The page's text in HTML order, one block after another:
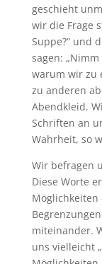
geschieht
wir die Frage
Suppe?“ und
sagen:
warum wir zu
zu anderen
Abendkleid.
Schriften an
Wahrheit, so
Wir befragen
Diese Worte
Möglichkeiten
miteinander.
uns vielleicht